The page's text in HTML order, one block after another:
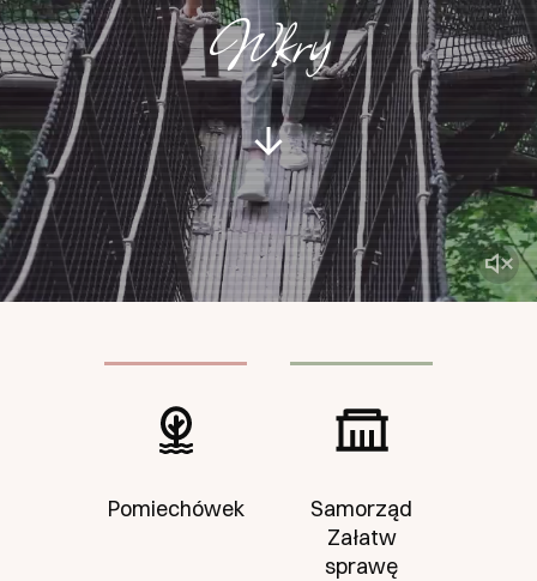
Wkry
Pomiechówek
Samorząd
Załatw
sprawę